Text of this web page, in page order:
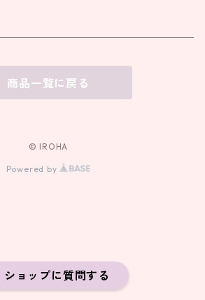
ショップに質問する
商品一覧に戻る
© IROHA
Powered by